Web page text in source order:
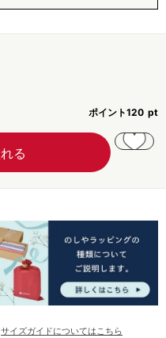
ポイント120
サイズガイドについてはこちら